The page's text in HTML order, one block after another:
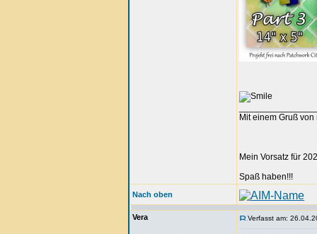
Mit einem Gruß von
Mein Vorsatz für
Spaß haben!!!
Nach oben
Vera Verfasst am: